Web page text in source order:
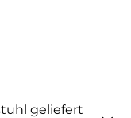
geliefert